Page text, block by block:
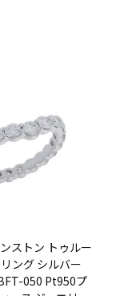
ストン トゥルー
ング シルバー
050 Pt950プ